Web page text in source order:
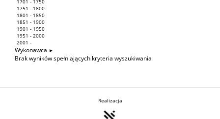
1701 - 1750
1751 - 1800
1801 - 1850
1851 - 1900
1901 - 1950
1951 - 2000
2001 -
Wykonawca
Brak wyników spełniających kryteria wyszukiwania
Realizacja